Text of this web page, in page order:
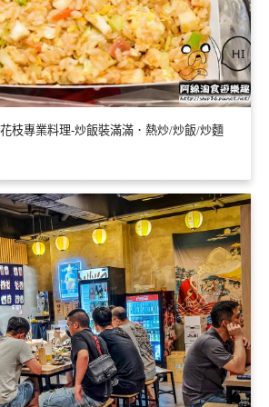
花枝專業料理-炒飯裝滿滿．熱炒/炒飯/炒麵